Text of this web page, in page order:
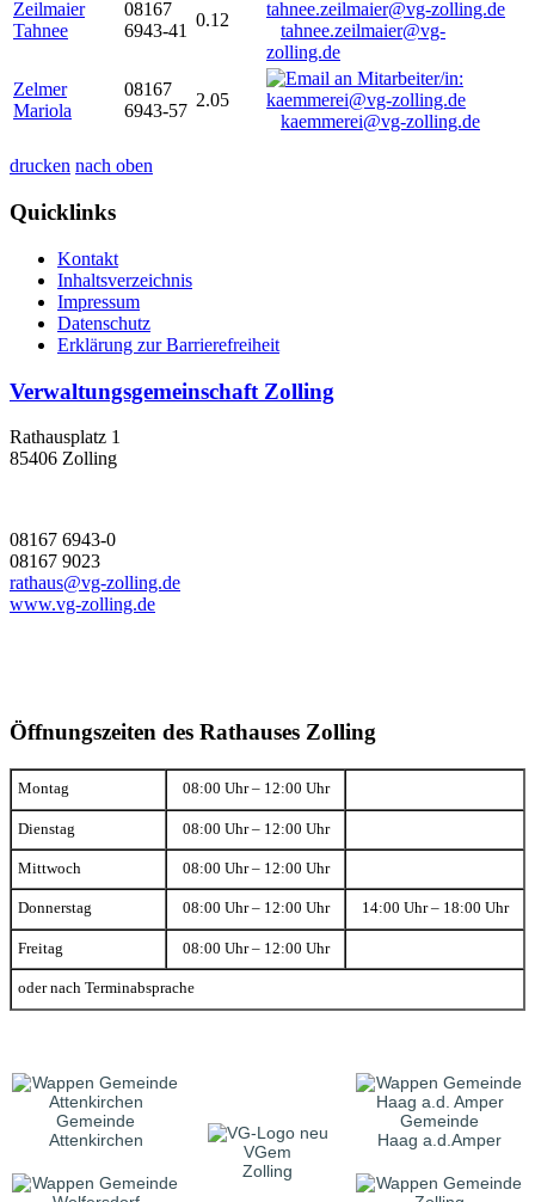
Zeilmaier
Tahnee
08167
6943-41
0.12
tahnee.zeilmaier@vg-
zolling.de
Zelmer
Mariola
08167
6943-57
2.05
kaemmerei@vg-zolling.de
drucken nach oben
Quicklinks
Kontakt
Inhaltsverzeichnis
Impressum
Datenschutz
Erklärung zur Barrierefreiheit
Verwaltungsgemeinschaft Zolling
Rathausplatz 1
85406 Zolling
08167 6943-0
08167 9023
rathaus@vg-zolling.de
www.vg-zolling.de
Öffnungszeiten des Rathauses Zolling
Montag 08:00 Uhr – 12:00 Uhr
Dienstag 08:00 Uhr – 12:00 Uhr
Mittwoch 08:00 Uhr – 12:00 Uhr
Donnerstag 08:00 Uhr – 12:00 Uhr 14:00 Uhr – 18:00 Uhr
Freitag 08:00 Uhr – 12:00 Uhr
oder nach Terminabsprache
Gemeinde
Attenkirchen
VGem
Zolling
Gemeinde
Haag a.d.Amper